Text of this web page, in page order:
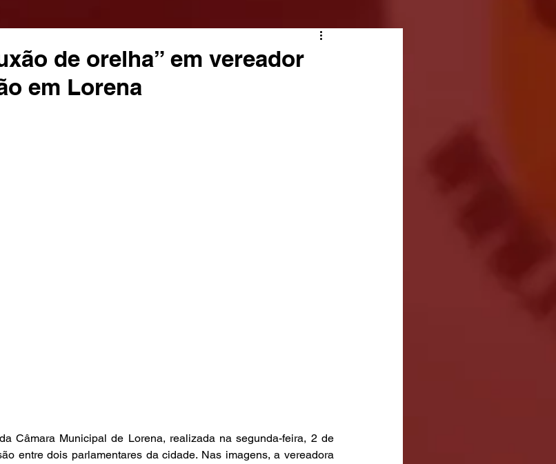
de orelha” em vereador
em Lorena
Câmara Municipal de Lorena, realizada na segunda-feira, 2 de
entre dois parlamentares da cidade. Nas imagens, a vereadora